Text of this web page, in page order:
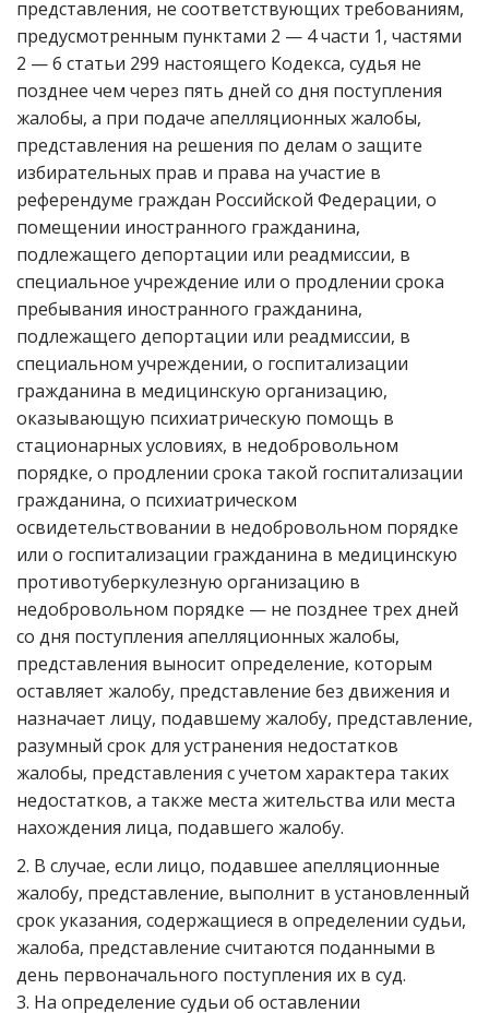
представления, не соответствующих требованиям,
предусмотренным пунктами 2 — 4 части 1, частями
2 — 6 статьи 299 настоящего Кодекса, судья не
позднее чем через пять дней со дня поступления
жалобы, а при подаче апелляционных жалобы,
представления на решения по делам о защите
избирательных прав и права на участие в
референдуме граждан Российской Федерации, о
помещении иностранного гражданина,
подлежащего депортации или реадмиссии, в
специальное учреждение или о продлении срока
пребывания иностранного гражданина,
подлежащего депортации или реадмиссии, в
специальном учреждении, о госпитализации
гражданина в медицинскую организацию,
оказывающую психиатрическую помощь в
стационарных условиях, в недобровольном
порядке, о продлении срока такой госпитализации
гражданина, о психиатрическом
освидетельствовании в недобровольном порядке
или о госпитализации гражданина в медицинскую
противотуберкулезную организацию в
недобровольном порядке — не позднее трех дней
со дня поступления апелляционных жалобы,
представления выносит определение, которым
оставляет жалобу, представление без движения и
назначает лицу, подавшему жалобу, представление,
разумный срок для устранения недостатков
жалобы, представления с учетом характера таких
недостатков, а также места жительства или места
нахождения лица, подавшего жалобу.
2. В случае, если лицо, подавшее апелляционные
жалобу, представление, выполнит в установленный
срок указания, содержащиеся в определении судьи,
жалоба, представление считаются поданными в
день первоначального поступления их в суд.
3. На определение судьи об оставлении